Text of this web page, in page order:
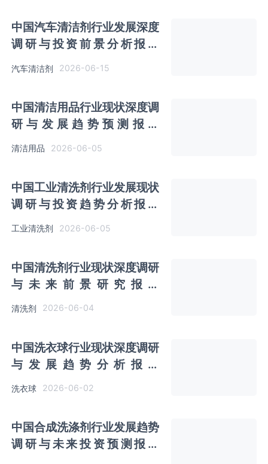
中国汽车清洁剂行业发展深度
调研与投资前景分析报告
汽车清洁剂 2026-06-15
中国清洁用品行业现状深度调
研与发展趋势预测报告
（2026-2033年）
清洁用品 2026-06-05
中国工业清洗剂行业发展现状
调研与投资趋势分析报告
（2026-2033年）
工业清洗剂 2026-06-05
中国清洗剂行业现状深度调研
与未来前景研究报告
（2026-2033年）
清洗剂 2026-06-04
中国洗衣球行业现状深度调研
与发展趋势分析报告
洗衣球 2026-06-02
中国合成洗涤剂行业发展趋势
调研与未来投资预测报告